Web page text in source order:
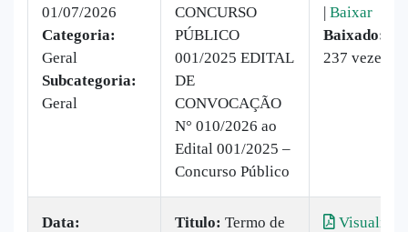
01/07/2026
Categoria:
Geral
Subcategoria:
Geral
CONCURSO
PÚBLICO
001/2025 EDITAL
DE
CONVOCAÇÃO
N° 010/2026 ao
Edital 001/2025 –
Concurso Público
| Baixar
Baixado:
237 vezes
Data:
Titulo: Termo de
Visualizar